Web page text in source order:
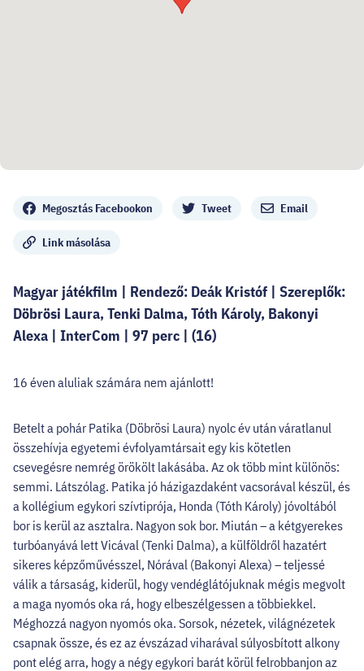
Megosztás Facebookon Tweet Email
Link másolása
Magyar játékfilm | Rendező: Deák Kristóf | Szereplők:
Döbrösi Laura, Tenki Dalma, Tóth Károly, Bakonyi
Alexa | InterCom | 97 perc | (16)
16 éven aluliak számára nem ajánlott!
Betelt a pohár Patika (Döbrösi Laura) nyolc év után váratlanul
összehívja egyetemi évfolyamtársait egy kis kötetlen
csevegésre nemrég örökölt lakásába. Az ok több mint különös:
semmi. Látszólag. Patika jó házigazdaként vacsorával készül, és
a kollégium egykori szívtiprója, Honda (Tóth Károly) jóvoltából
bor is kerül az asztalra. Nagyon sok bor. Miután – a kétgyerekes
turbóanyává lett Vicával (Tenki Dalma), a külföldről hazatért
sikeres képzőművésszel, Nórával (Bakonyi Alexa) – teljessé
válik a társaság, kiderül, hogy vendéglátójuknak mégis megvolt
a maga nyomós oka rá, hogy elbeszélgessen a többiekkel.
Méghozzá nagyon nyomós oka. Sorsok, nézetek, világnézetek
csapnak össze, és ez az évszázad viharával súlyosbított alkony
pont elég arra, hogy a négy egykori barát körül felrobbanjon az